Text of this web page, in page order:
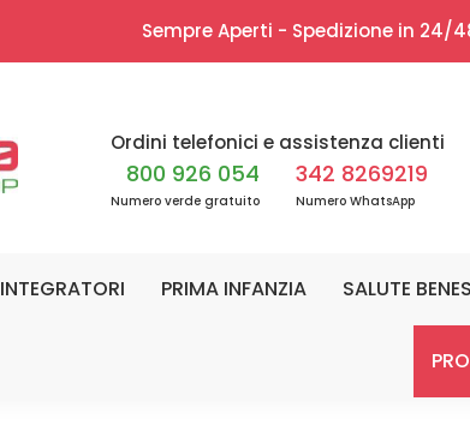
Sempre Aperti - Spedizione in
Ordini telefonici e assistenza clienti
800 926 054
Numero verde gratuito
342 8269219
Numero WhatsApp
INTEGRATORI PRIMA INFANZIA SALUTE